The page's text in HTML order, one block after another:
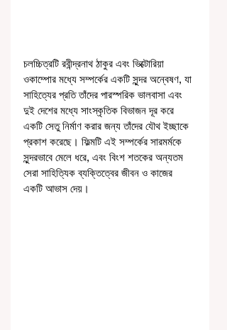
চলচ্চিত্রটি রবীন্দ্রনাথ ঠাকুর এবং ভিক্টোরিয়া
ওকাম্পোর মধ্যে সম্পর্কের একটি সুন্দর অন্বেষণ, যা
সাহিত্যের প্রতি তাঁদের পারস্পরিক ভালবাসা এবং
দুই দেশের মধ্যে সাংস্কৃতিক বিভাজন দূর করে
একটি সেতু নির্মাণ করার জন্য তাঁদের যৌথ ইচ্ছাকে
প্রকাশ করেছে। ফিল্মটি এই সম্পর্কের সারমর্মকে
সুন্দরভাবে মেলে ধরে, এবং বিংশ শতকের অন্যতম
সেরা সাহিত্যিক ব্যক্তিত্বের জীবন ও কাজের
একটি আভাস দেয়।